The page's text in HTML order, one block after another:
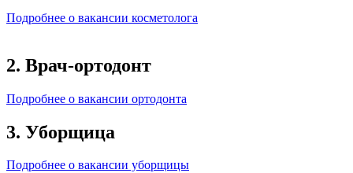
Подробнее о вакансии косметолога
2. Врач-ортодонт
Подробнее о вакансии ортодонта
3. Уборщица
Подробнее о вакансии уборщицы